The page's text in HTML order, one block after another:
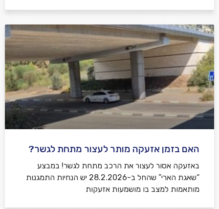
האם בזמן אזעקה מותר לעצור מתחת לגשר?
באזעקה אסור לעצור את הרכב מתחת לגשר! במבצע
“שאגת הארי” שהחל ב-28.2.2026 יש הנחיות התמגנות
מותאמות למצב בו מושמעות אזעקות